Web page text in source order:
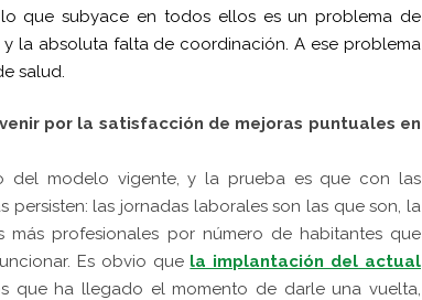
que subyace en todos ellos es un problema de
la absoluta falta de coordinación. A ese problema
salud.
por la satisfacción de mejoras puntuales en
del modelo vigente, y la prueba es que con las
las jornadas laborales son las que son, la
profesionales por número de habitantes que
Es obvio que la implantación del actual
que ha llegado el momento de darle una vuelta,